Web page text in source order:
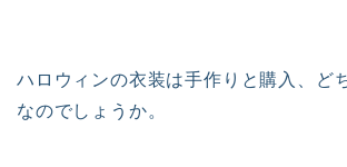
ハロウィンの衣装は手作りと購入、ど
なのでしょうか。